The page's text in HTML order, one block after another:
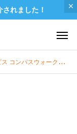
れました！
パスウォークみなと通り